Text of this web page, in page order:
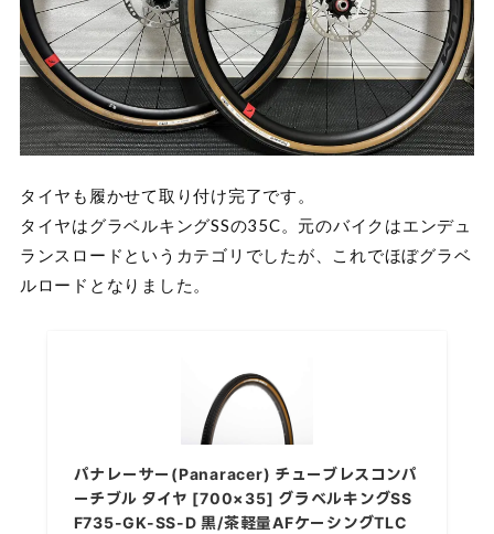
タイヤも履かせて取り付け完了です。
タイヤはグラベルキングSSの35C。元のバイクはエンデュ
ランスロードというカテゴリでしたが、これでほぼグラベ
ルロードとなりました。
パナレーサー(Panaracer) チューブレスコンパ
ーチブル タイヤ [700×35] グラベルキングSS
F735-GK-SS-D 黒/茶軽量AFケーシングTLC